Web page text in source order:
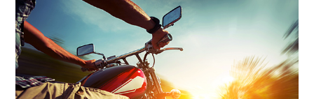
NUTRITION
MÉDECINE
MÉDECINE DOUCE